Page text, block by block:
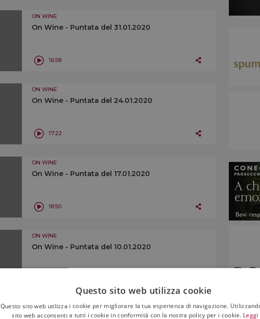
ON WINE
On Wine - Puntata del 31.01.2020
16:58
ON WINE
On Wine - Puntata del 24.01.2020
17:22
ON WINE
On Wine - Puntata del 17.01.2020
18:50
ON WINE
On Wine - Puntata del 10.01.2020
ON WINE
Questo sito web utilizza cookie
Questo sito web utilizza i cookie per migliorare la tua esperienza di navigazione.
sito web acconsenti a tutti i cookie in conformità con la nostra policy per i cookie.